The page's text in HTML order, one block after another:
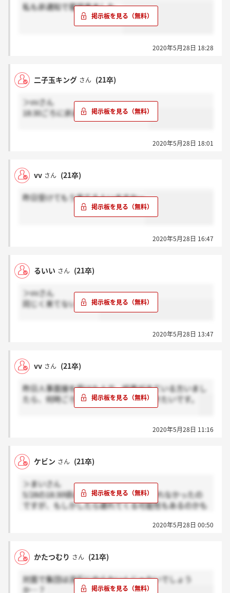
私も非通知で電話来ました。
2020年5月28日 18:28
二子玉キング さん (21卒)
＞vvさん
18:30ごろに非通知から電話来ました
2020年5月28日 18:01
vv さん (21卒)
昨日受けてもう来てる人いますかー
2020年5月28日 16:47
るいい さん (21卒)
＞vvさん
同じく来てないです。
2020年5月28日 13:47
vv さん (21卒)
昨日人事面接を受けた人で、結果がきている方いまし
たら、何時ごろに来たか教えていただきたいです。
2020年5月28日 11:16
ケビン さん (21卒)
＞まいさん
5/28の18:30頃に非通知で電話きてて出れなかったの
ですが、もしかしたら遅れてくる可能性もあるのかも
2020年5月28日 00:50
かたつむり さん (21卒)
対面で集団は流石にやらないんじゃないでしょう
か…？